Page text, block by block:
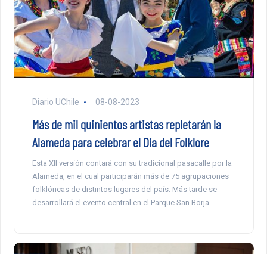
Diario UChile 08-08-2023
Más de mil quinientos artistas repletarán la
Alameda para celebrar el Día del Folklore
Esta XII versión contará con su tradicional pasacalle por la
Alameda, en el cual participarán más de 75 agrupaciones
folklóricas de distintos lugares del país. Más tarde se
desarrollará el evento central en el Parque San Borja.